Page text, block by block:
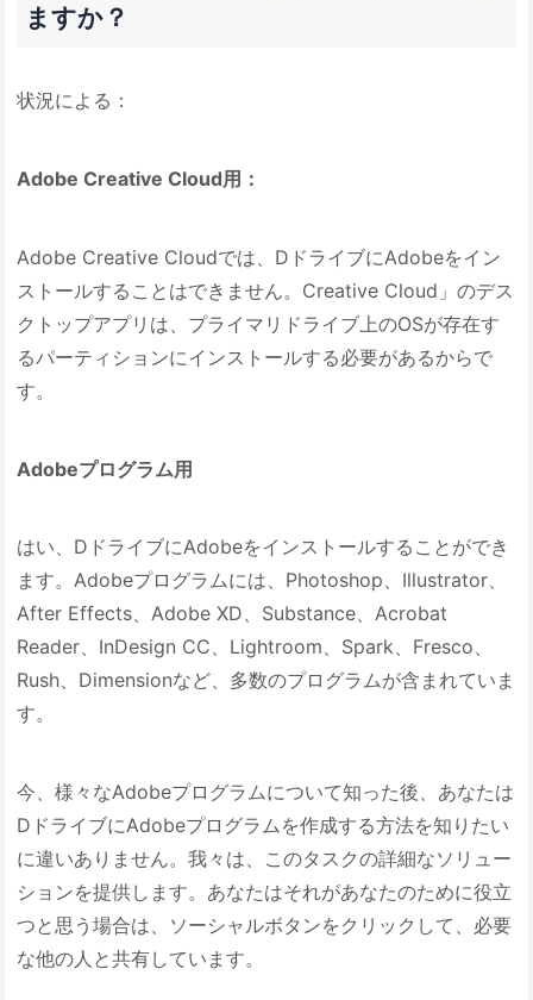
ますか？
状況による：
Adobe Creative Cloud用：
Adobe Creative Cloudでは、DドライブにAdobeをイン
ストールすることはできません。Creative Cloud」のデス
クトップアプリは、プライマリドライブ上のOSが存在す
るパーティションにインストールする必要があるからで
す。
Adobeプログラム用
はい、DドライブにAdobeをインストールすることができ
ます。Adobeプログラムには、Photoshop、Illustrator、
After Effects、Adobe XD、Substance、Acrobat
Reader、InDesign CC、Lightroom、Spark、Fresco、
Rush、Dimensionなど、多数のプログラムが含まれていま
す。
今、様々なAdobeプログラムについて知った後、あなたは
DドライブにAdobeプログラムを作成する方法を知りたい
に違いありません。我々は、このタスクの詳細なソリュー
ションを提供します。あなたはそれがあなたのために役立
つと思う場合は、ソーシャルボタンをクリックして、必要
な他の人と共有しています。